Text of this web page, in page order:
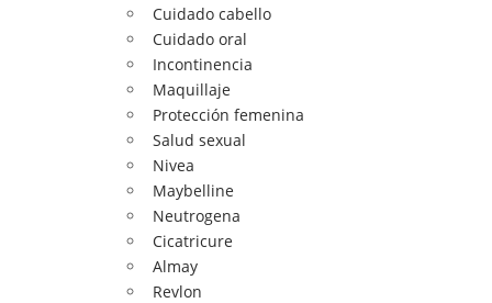
Cuidado cabello
Cuidado oral
Incontinencia
Maquillaje
Protección femenina
Salud sexual
Nivea
Maybelline
Neutrogena
Cicatricure
Almay
Revlon